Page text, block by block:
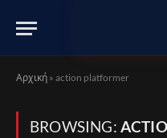
Αρχική » action platformer
BROWSING: